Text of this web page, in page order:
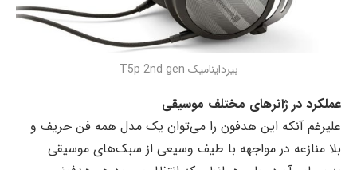
بیرداینامیک T5p 2nd gen
عملکرد در ژانرهای مختلف موسیقی
علیرغم آنکه این هدفون را می‌توان یک مدل همه فن حریف و
بلا منازعه در مواجهه با طیف وسیعی از سبک‌های موسیقی